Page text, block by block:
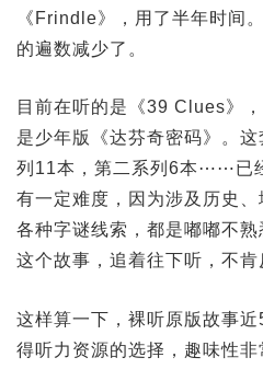
《Frindle》，用了半年时间
的遍数减少了。
目前在听的是《39 Clues》
是少年版《达芬奇密码》。
列11本，第二系列6本⋯⋯已
有一定难度，因为涉及历史
各种字谜线索，都是嘟嘟不
这个故事，追着往下听，不肯
这样算一下，裸听原版故事
得听力资源的选择，趣味性